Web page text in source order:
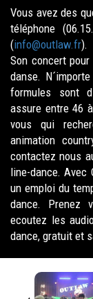
Vous avez des
téléphone
(info@outlaw.fr).
Son concert
danse.
formules sont
assure entre 46
vous qui
animation
contactez nous
line-dance. Avec
un emploi du
dance. Prenez
ecoutez les
dance, gratuit et